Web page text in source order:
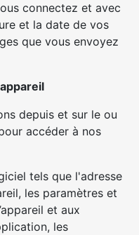
connectez et avec
et la date de vos
que vous envoyez
depuis et sur le ou
accéder à nos
tels que l'adresse
les paramètres et
et aux
les